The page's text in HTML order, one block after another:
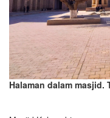
Halaman dalam